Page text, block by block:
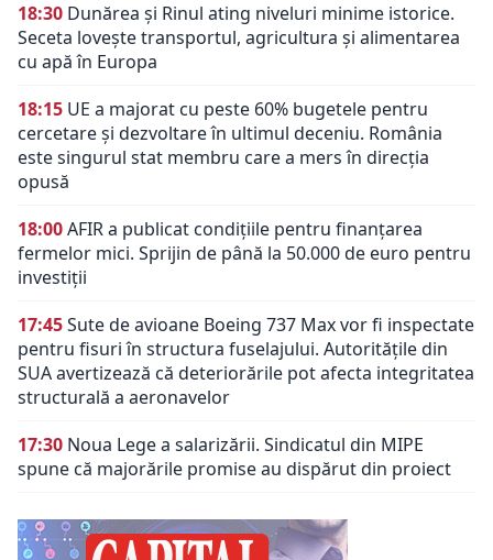
18:30 Dunărea și Rinul ating niveluri minime istorice.
Seceta lovește transportul, agricultura și alimentarea
cu apă în Europa
18:15 UE a majorat cu peste 60% bugetele pentru
cercetare și dezvoltare în ultimul deceniu. România
este singurul stat membru care a mers în direcția
opusă
18:00AFIR a publicat condițiile pentru finanțarea
fermelor mici. Sprijin de până la 50.000 de euro pentru
investiții
17:45Sute de avioane Boeing 737 Max vor fi inspectate
pentru fisuri în structura fuselajului. Autoritățile din
SUA avertizează că deteriorările pot afecta integritatea
structurală a aeronavelor
17:30 Noua Lege a salarizării. Sindicatul din MIPE
spune că majorările promise au dispărut din proiect